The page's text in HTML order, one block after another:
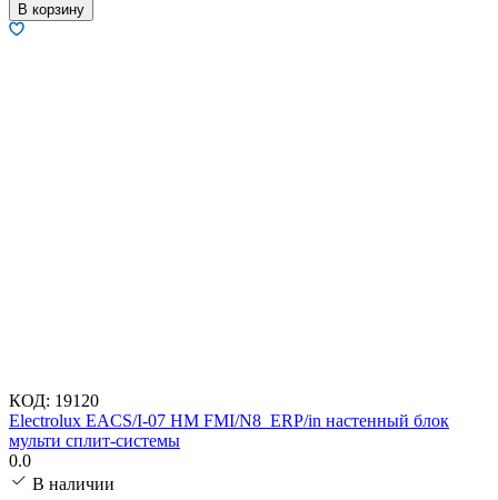
В корзину
КОД: 19120
Electrolux EACS/I-07 HM FMI/N8_ERP/in настенный блок
мульти сплит-системы
0.0
В наличии